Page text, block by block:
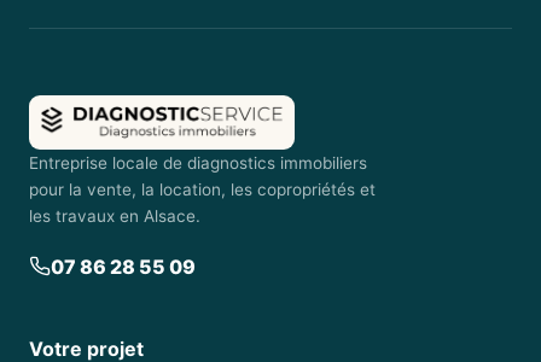
Entreprise locale de diagnostics immobiliers
pour la vente, la location, les copropriétés et
les travaux en Alsace.
07 86 28 55 09
Votre projet